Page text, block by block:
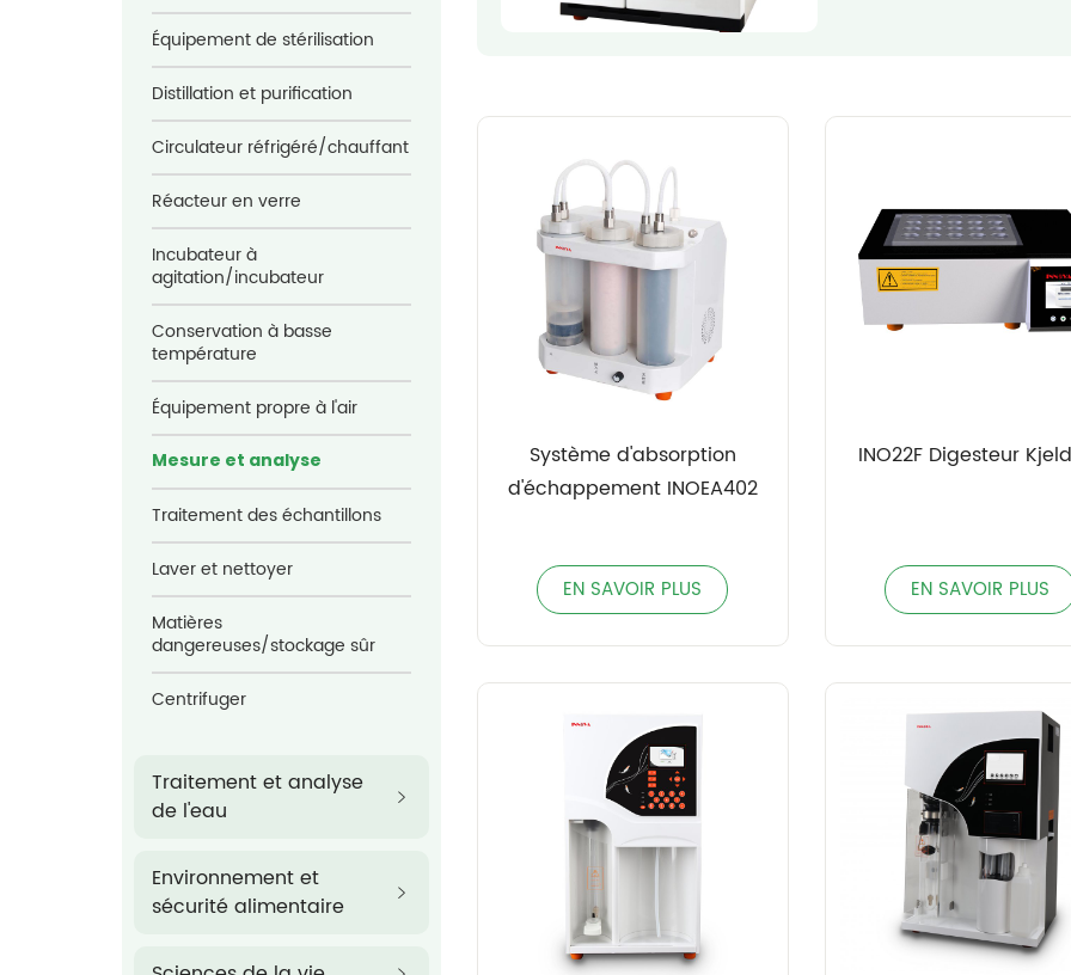
Équipement de stérilisation
Distillation et purification
Circulateur réfrigéré/chauffant
Réacteur en verre
Incubateur à
agitation/incubateur
Conservation à basse
température
Équipement propre à l'air
Mesure et analyse
Traitement des échantillons
Laver et nettoyer
Matières
dangereuses/stockage sûr
Centrifuger
Traitement et analyse
de l'eau
Environnement et
sécurité alimentaire
Système d'absorption
d'échappement INOEA402
EN SAVOIR PLUS
INO22F Digesteur
EN SAVOIR PLUS